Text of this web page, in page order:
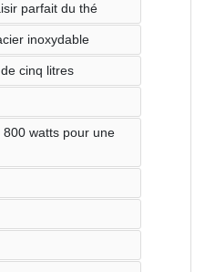
parfait du thé
inoxydable
cinq litres
watts pour une